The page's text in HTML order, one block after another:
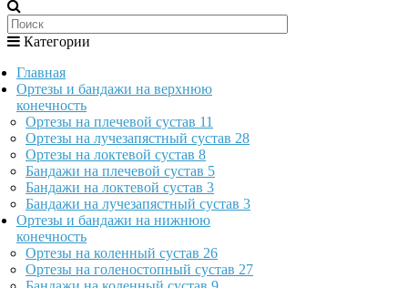
Категории
Главная
Ортезы и бандажи на верхнюю
конечность
Ортезы на плечевой сустав 11
Ортезы на лучезапястный сустав 28
Ортезы на локтевой сустав 8
Бандажи на плечевой сустав 5
Бандажи на локтевой сустав 3
Бандажи на лучезапястный сустав 3
Ортезы и бандажи на нижнюю
конечность
Ортезы на коленный сустав 26
Ортезы на голеностопный сустав 27